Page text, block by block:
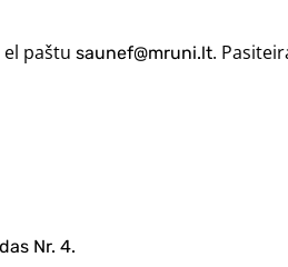
paštu saunef@mruni.lt.
Nr. 4.